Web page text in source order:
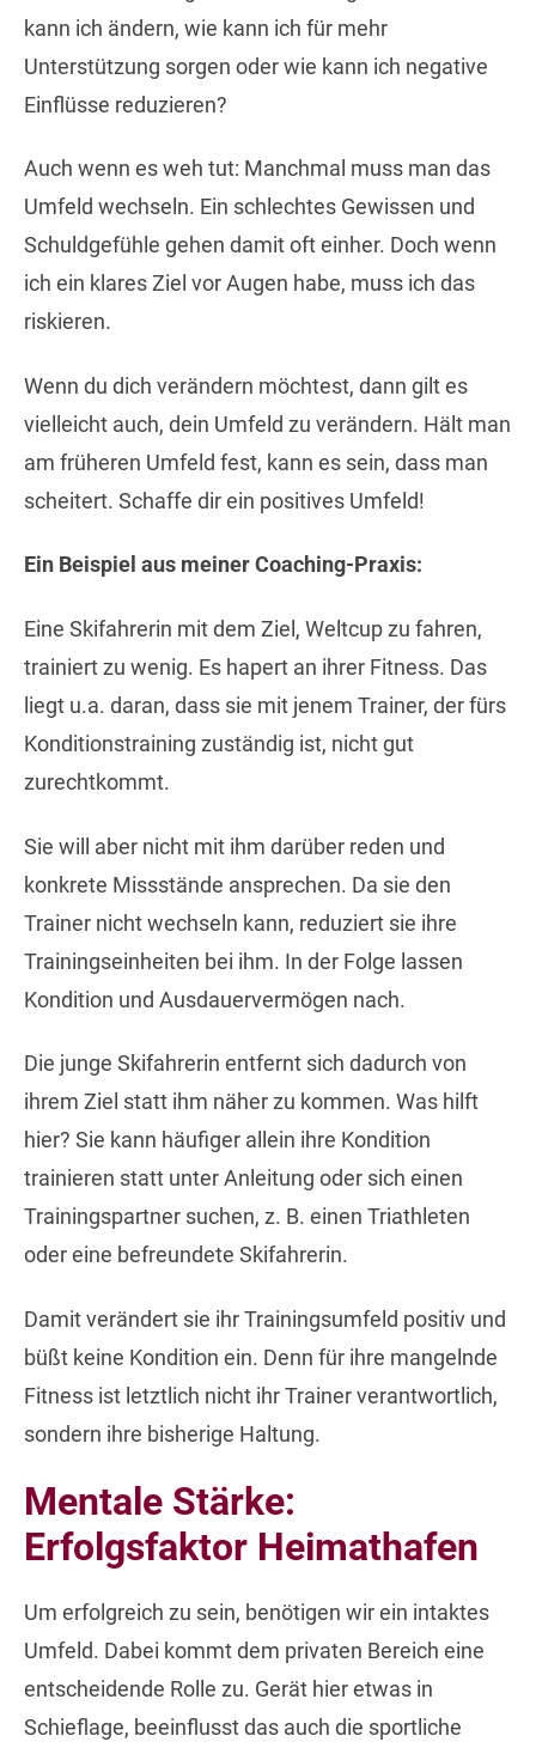
kann ich ändern, wie kann ich für mehr
Unterstützung sorgen oder wie kann ich negative
Einflüsse reduzieren?
Auch wenn es weh tut: Manchmal muss man das
Umfeld wechseln. Ein schlechtes Gewissen und
Schuldgefühle gehen damit oft einher. Doch wenn
ich ein klares Ziel vor Augen habe, muss ich das
riskieren.
Wenn du dich verändern möchtest, dann gilt es
vielleicht auch, dein Umfeld zu verändern. Hält man
am früheren Umfeld fest, kann es sein, dass man
scheitert. Schaffe dir ein positives Umfeld!
Ein Beispiel aus meiner Coaching-Praxis:
Eine Skifahrerin mit dem Ziel, Weltcup zu fahren,
trainiert zu wenig. Es hapert an ihrer Fitness. Das
liegt u.a. daran, dass sie mit jenem Trainer, der fürs
Konditionstraining zuständig ist, nicht gut
zurechtkommt.
Sie will aber nicht mit ihm darüber reden und
konkrete Missstände ansprechen. Da sie den
Trainer nicht wechseln kann, reduziert sie ihre
Trainingseinheiten bei ihm. In der Folge lassen
Kondition und Ausdauervermögen nach.
Die junge Skifahrerin entfernt sich dadurch von
ihrem Ziel statt ihm näher zu kommen. Was hilft
hier? Sie kann häufiger allein ihre Kondition
trainieren statt unter Anleitung oder sich einen
Trainingspartner suchen, z. B. einen Triathleten
oder eine befreundete Skifahrerin.
Damit verändert sie ihr Trainingsumfeld positiv und
büßt keine Kondition ein. Denn für ihre mangelnde
Fitness ist letztlich nicht ihr Trainer verantwortlich,
sondern ihre bisherige Haltung.
Mentale Stärke:
Erfolgsfaktor Heimathafen
Um erfolgreich zu sein, benötigen wir ein intaktes
Umfeld. Dabei kommt dem privaten Bereich eine
entscheidende Rolle zu. Gerät hier etwas in
Schieflage, beeinflusst das auch die sportliche